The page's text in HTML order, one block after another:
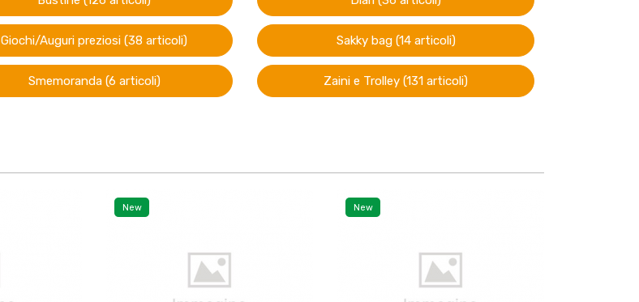
Giochi/Auguri preziosi (38 articoli) Sakky bag (14 articoli)
Smemoranda (6 articoli) Zaini e Trolley (131 articoli)
New New